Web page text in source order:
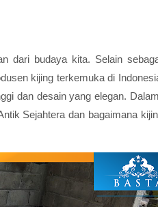
dari budaya kita. Selain
kijing terkemuka di
dan desain yang elegan.
Sejahtera dan bagaimana